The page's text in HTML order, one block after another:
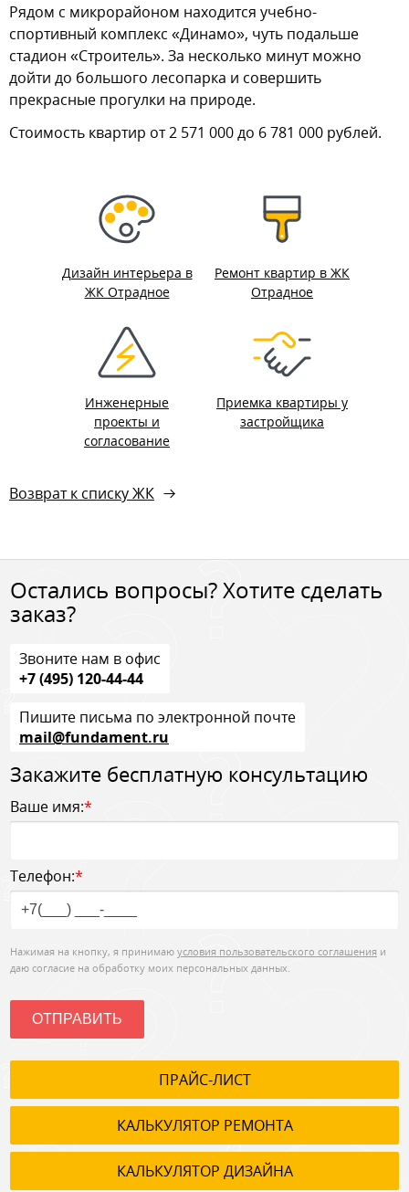
Рядом с микрорайоном находится учебно-
спортивный комплекс «Динамо», чуть подальше
стадион «Строитель». За несколько минут можно
дойти до большого лесопарка и совершить
прекрасные прогулки на природе.
Стоимость квартир от 2 571 000 до 6 781 000 рублей.
Дизайн интерьера в
ЖК Отрадное
Ремонт квартир в ЖК
Отрадное
Инженерные
проекты и
согласование
Приемка квартиры у
застройщика
Возврат к списку ЖК
Остались вопросы? Хотите сделать
заказ?
Звоните нам в офис
+7 (495) 120-44-44
Пишите письма по электронной почте
mail@fundament.ru
Закажите бесплатную консультацию
Ваше имя:*
Телефон:*
Нажимая на кнопку, я принимаю условия пользовательского соглашения и
даю согласие на обработку моих персональных данных.
ОТПРАВИТЬ
ПРАЙС-ЛИСТ
КАЛЬКУЛЯТОР РЕМОНТА
КАЛЬКУЛЯТОР ДИЗАЙНА